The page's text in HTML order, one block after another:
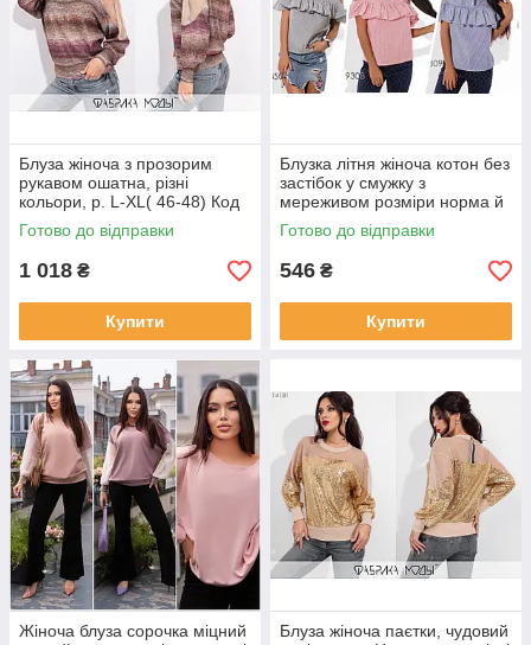
Блуза жіноча з прозорим
рукавом ошатна, різні
кольори, р. L-XL( 46-48) Код
713Д
Готово до відправки
1 018 ₴
Купити
Блузка літня жіноча котон без
застібок у смужку з
мереживом розміри норма й
батал
Готово до відправки
546 ₴
Купити
Жіноча блуза сорочка міцний
Блуза жіноча паєтки, чудовий